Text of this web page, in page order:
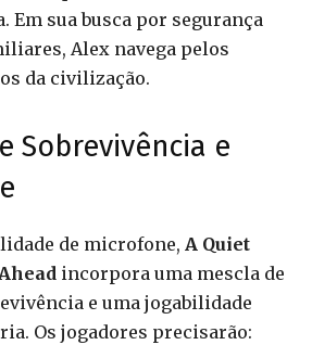
Em sua busca por segurança
Alex navega pelos
da civilização.
Sobrevivência e
de microfone, A Quiet
incorpora uma mescla de
e uma jogabilidade
Os jogadores precisarão: